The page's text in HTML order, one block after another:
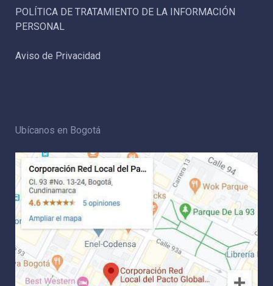
POLÍTICA DE TRATAMIENTO DE LA INFORMACIÓN
PERSONAL
Aviso de Privacidad
Ubícanos en Bogotá